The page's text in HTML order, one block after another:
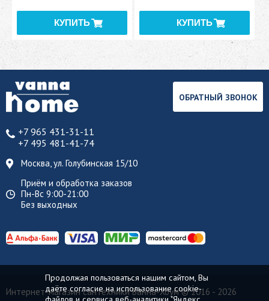
+7 965 431-31-11
+7 495 481-41-74
Москва, ул. Голубинская 15/10
Приём и обработка заказов
Пн-Вс 9:00-21:00
Без выходных
ОБРАТНЫЙ ЗВОНОК
Интернет-магазин сантехники Ванна-Хоум© 2016 - 2026
Продолжая пользоваться нашим сайтом, Вы
даёте согласие на использование cookie-